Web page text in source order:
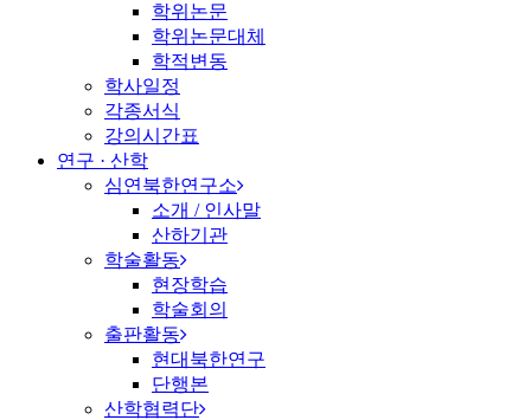
학위논문
학위논문대체
학적변동
학사일정
각종서식
강의시간표
연구 · 산학
심연북한연구소
소개 / 인사말
산하기관
학술활동
현장학습
학술회의
출판활동
현대북한연구
단행본
산학협력단